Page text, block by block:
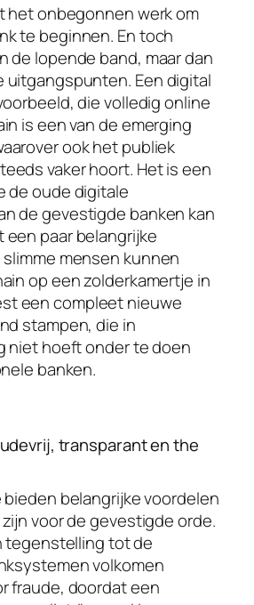
het onbegonnen werk om
te beginnen. En toch
de lopende band, maar dan
uitgangspunten. Eendigital
die volledig online
is een van de emerging
ook het publiek
vaker hoort. Het is een
de oude digitale
de gevestigde banken kan
een paar belangrijke
mensen kunnen
op een zolderkamertje in
een compleet nieuwe
stampen, die in
niet hoeft onder te doen
banken.
transparant enthe
bieden belangrijke voordelen
voor de gevestigde orde.
tegenstelling tot de
volkomen
fraude, doordat een